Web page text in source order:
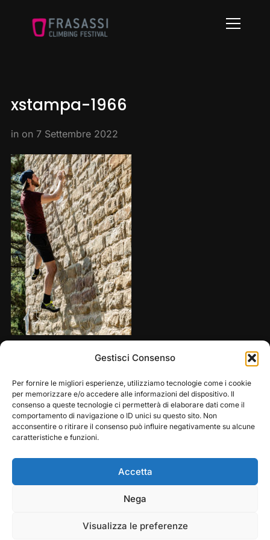
Gestisci Consenso
Per fornire le migliori esperienze, utilizziamo tecnologie come i cookie
per memorizzare e/o accedere alle informazioni del dispositivo. Il
consenso a queste tecnologie ci permetterà di elaborare dati come il
comportamento di navigazione o ID unici su questo sito. Non
acconsentire o ritirare il consenso può influire negativamente su alcune
caratteristiche e funzioni.
Accetta
Nega
Visualizza le preferenze
Info
xstampa-1966
in on 7 Settembre 2022
Copyright © 2026 — Frasassi Climbing Festival. All
Rights Reserved